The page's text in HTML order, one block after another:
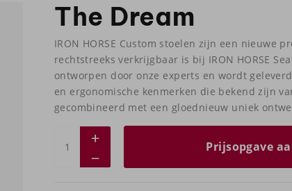
The Dream
IRON HORSE Custom stoelen zijn een nieuwe
rechtstreeks verkrijgbaar is bij IRON HORSE
ontworpen door onze experts en wordt
en ergonomische kenmerken die bekend zijn
gecombineerd met een gloednieuw uniek
Prijsopgave